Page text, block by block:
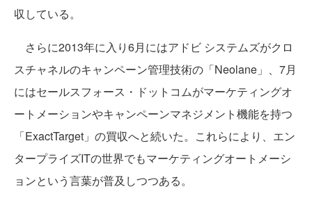
収している。
さらに2013年に入り6月にはアドビ システムズがクロ
スチャネルのキャンペーン管理技術の「Neolane」、7月
にはセールスフォース・ドットコムがマーケティングオ
ートメーションやキャンペーンマネジメント機能を持つ
「ExactTarget」の買収へと続いた。これらにより、エン
タープライズITの世界でもマーケティングオートメーシ
ョンという言葉が普及しつつある。